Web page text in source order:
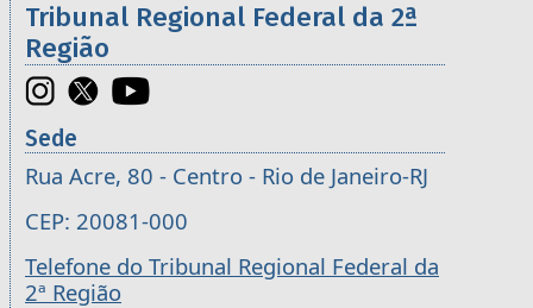
Tribunal Regional Federal da 2ª
Região
Sede
Rua Acre, 80 - Centro - Rio de Janeiro-RJ
CEP: 20081-000
Telefone do Tribunal Regional Federal da
2ª Região